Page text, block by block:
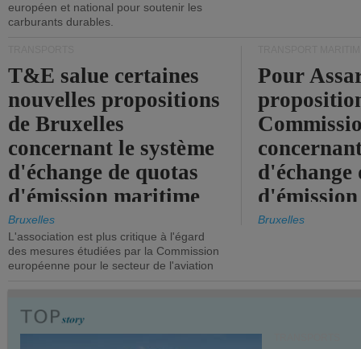
européen et national pour soutenir les
carburants durables.
T&E salue certaines
nouvelles propositions
de Bruxelles
concernant le système
d'échange de quotas
d'émission maritime
de l'UE.
Bruxelles
L'association est plus critique à l'égard
des mesures étudiées par la Commission
européenne pour le secteur de l'aviation
Pour
d'échange
timide,
Bruxelles